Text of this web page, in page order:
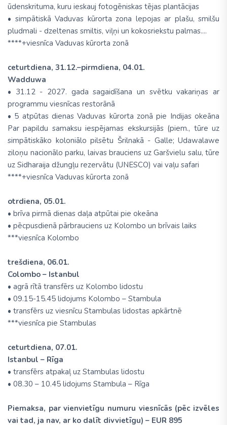
ūdenskrituma, kuru ieskauj fotogēniskas tējas plantācijas
• simpātiskā Vaduvas kūrorta zona lepojas ar plašu, smilšu
pludmali - dzeltenas smiltis, viļņi un kokosriekstu palmas....
****+viesnīca Vaduvas kūrorta zonā
ceturtdiena, 31.12.–pirmdiena, 04.01.
Wadduwa
• 31.12 - 2027. gada sagaidīšana un svētku vakariņas ar
programmu viesnīcas restorānā
• 5 atpūtas dienas Vaduvas kūrorta zonā pie Indijas okeāna
Par papildu samaksu iespējamas ekskursijās (piem., tūre uz
simpātiskāko koloniālo pilsētu Šrilnakā - Galle; Udawalawe
ziloņu nacionālo parku, laivas brauciens uz Garšvielu salu, tūre
uz Sidharaija džungļu rezervātu (UNESCO) vai vaļu safari
****+viesnīca Vaduvas kūrorta zonā
otrdiena, 05.01.
• brīva pirmā dienas daļa atpūtai pie okeāna
• pēcpusdienā pārbrauciens uz Kolombo un brīvais laiks
***viesnīca Kolombo
trešdiena, 06.01.
Colombo – Istanbul
• agrā rītā transfērs uz Kolombo lidostu
• 09.15-15.45 lidojums Kolombo – Stambula
• transfērs uz viesnīcu Stambulas lidostas apkārtnē
***viesnīca pie Stambulas
ceturtdiena, 07.01.
Istanbul – Rīga
• transfērs atpakaļ uz Stambulas lidostu
• 08.30 – 10.45 lidojums Stambula – Rīga
Piemaksa, par vienvietīgu numuru viesnīcās (pēc izvēles
vai tad, ja nav, ar ko dalīt divvietīgu) – EUR 895